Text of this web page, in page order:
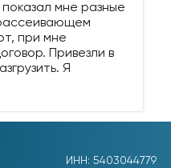
мне разные
при мне
Привезли в
Я
ИНН: 5403044779